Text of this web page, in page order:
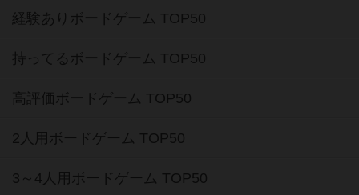
経験ありボードゲーム TOP50
持ってるボードゲーム TOP50
高評価ボードゲーム TOP50
2人用ボードゲーム TOP50
3～4人用ボードゲーム TOP50